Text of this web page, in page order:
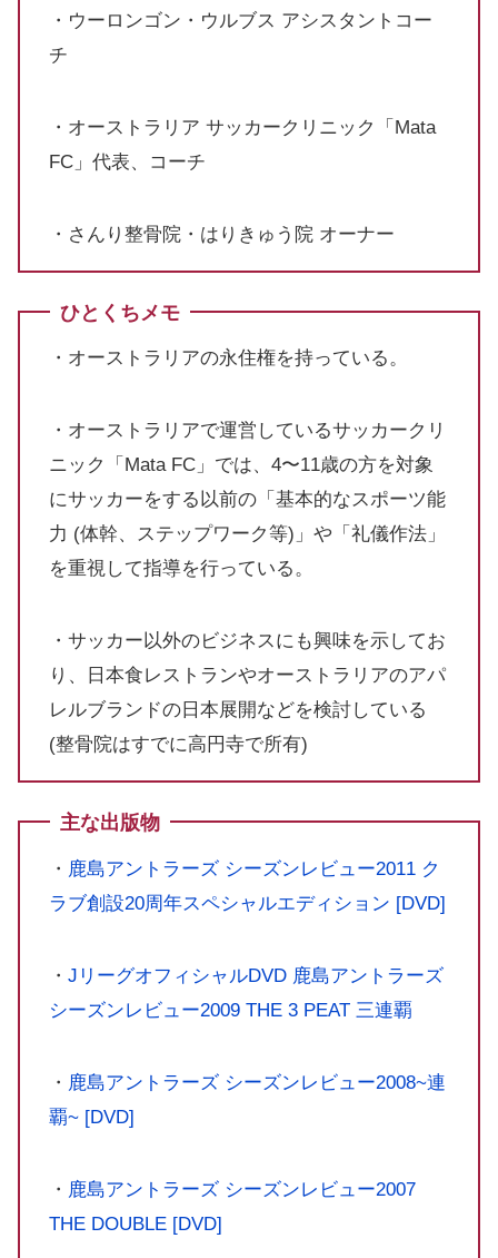
・ウーロンゴン・ウルブス アシスタントコー
チ
・オーストラリア サッカークリニック「Mata
FC」代表、コーチ
・さんり整骨院・はりきゅう院 オーナー
ひとくちメモ
・オーストラリアの永住権を持っている。
・オーストラリアで運営しているサッカークリ
ニック「Mata FC」では、4〜11歳の方を対象
にサッカーをする以前の「基本的なスポーツ能
力 (体幹、ステップワーク等)」や「礼儀作法」
を重視して指導を行っている。
・サッカー以外のビジネスにも興味を示してお
り、日本食レストランやオーストラリアのアパ
レルブランドの日本展開などを検討している
(整骨院はすでに高円寺で所有)
主な出版物
・ 鹿島アントラーズ シーズンレビュー2011 ク
ラブ創設20周年スペシャルエディション [DVD]
・ JリーグオフィシャルDVD 鹿島アントラーズ
シーズンレビュー2009 THE 3 PEAT 三連覇
・ 鹿島アントラーズ シーズンレビュー2008~連
覇~ [DVD]
・ 鹿島アントラーズ シーズンレビュー2007
THE DOUBLE [DVD]